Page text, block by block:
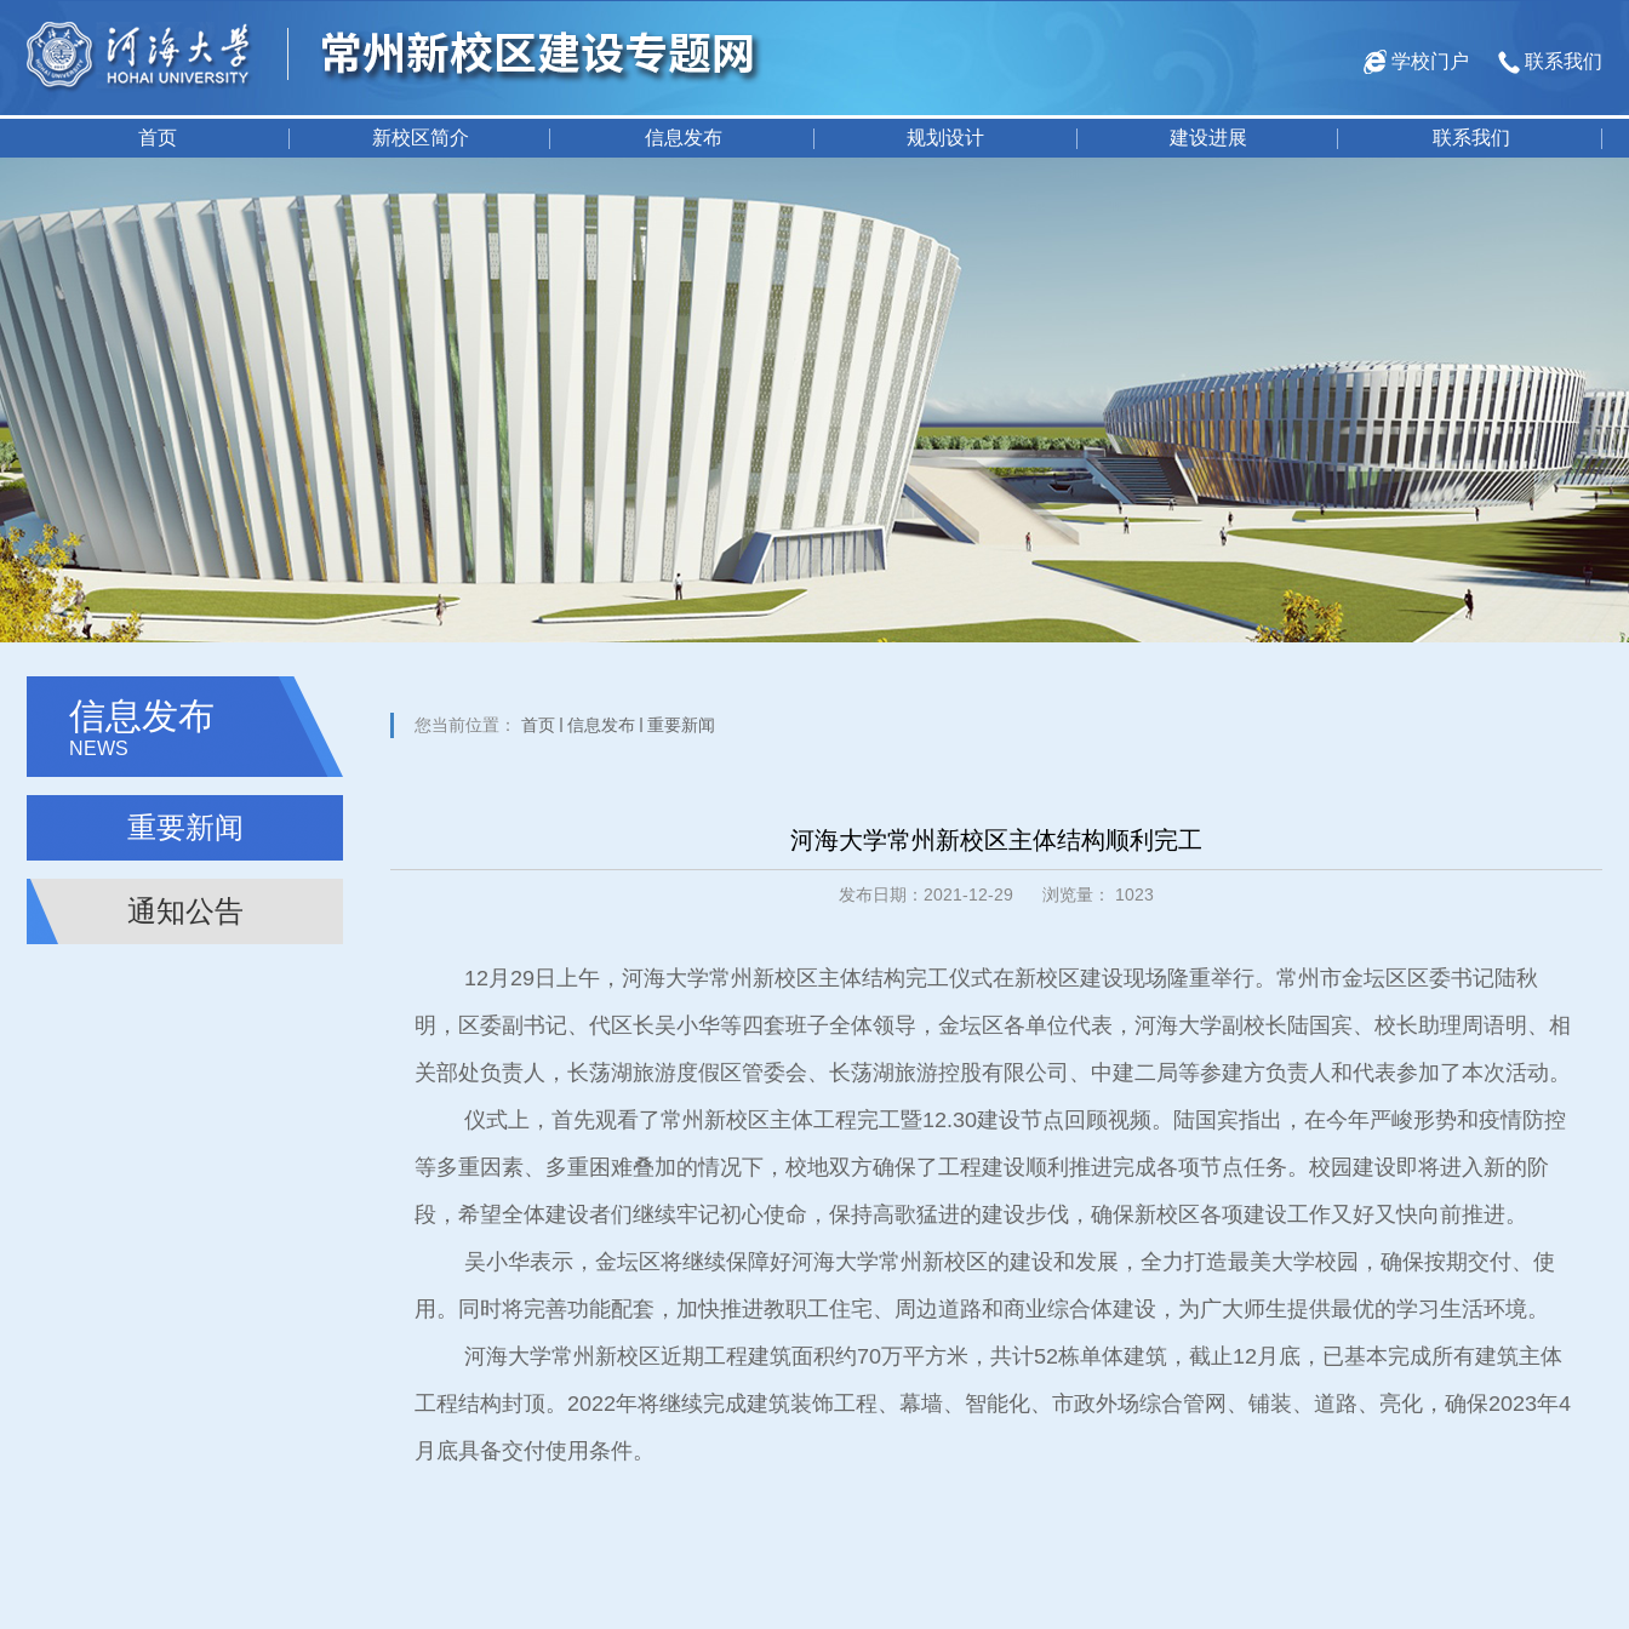
学校门户 联系我们
首页 新校区简介 信息发布 规划设计 建设进展 联系我们
信息发布
NEWS
重要新闻
通知公告
您当前位置： 首页 信息发布 重要新闻
河海大学常州新校区主体结构顺利完工
发布日期：2021-12-29 浏览量： 1023
12月29日上午，河海大学常州新校区主体结构完工仪式在新校区建设现场隆重举行。常州市金坛区区委书记陆秋
明，区委副书记、代区长吴小华等四套班子全体领导，金坛区各单位代表，河海大学副校长陆国宾、校长助理周语明、相
关部处负责人，长荡湖旅游度假区管委会、长荡湖旅游控股有限公司、中建二局等参建方负责人和代表参加了本次活动。
仪式上，首先观看了常州新校区主体工程完工暨12.30建设节点回顾视频。陆国宾指出，在今年严峻形势和疫情防控
等多重因素、多重困难叠加的情况下，校地双方确保了工程建设顺利推进完成各项节点任务。校园建设即将进入新的阶
段，希望全体建设者们继续牢记初心使命，保持高歌猛进的建设步伐，确保新校区各项建设工作又好又快向前推进。
吴小华表示，金坛区将继续保障好河海大学常州新校区的建设和发展，全力打造最美大学校园，确保按期交付、使
用。同时将完善功能配套，加快推进教职工住宅、周边道路和商业综合体建设，为广大师生提供最优的学习生活环境。
河海大学常州新校区近期工程建筑面积约70万平方米，共计52栋单体建筑，截止12月底，已基本完成所有建筑主体
工程结构封顶。2022年将继续完成建筑装饰工程、幕墙、智能化、市政外场综合管网、铺装、道路、亮化，确保2023年4
月底具备交付使用条件。